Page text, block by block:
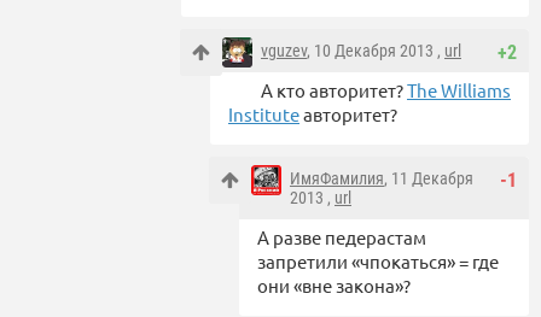
+2
vguzev, 10 Декабря 2013 , url
А кто авторитет?The Williams
Instituteавторитет?
-1
ИмяФамилия, 11 Декабря
2013 , url
А разве педерастам
запретили «чпокаться» = где
они «вне закона»?